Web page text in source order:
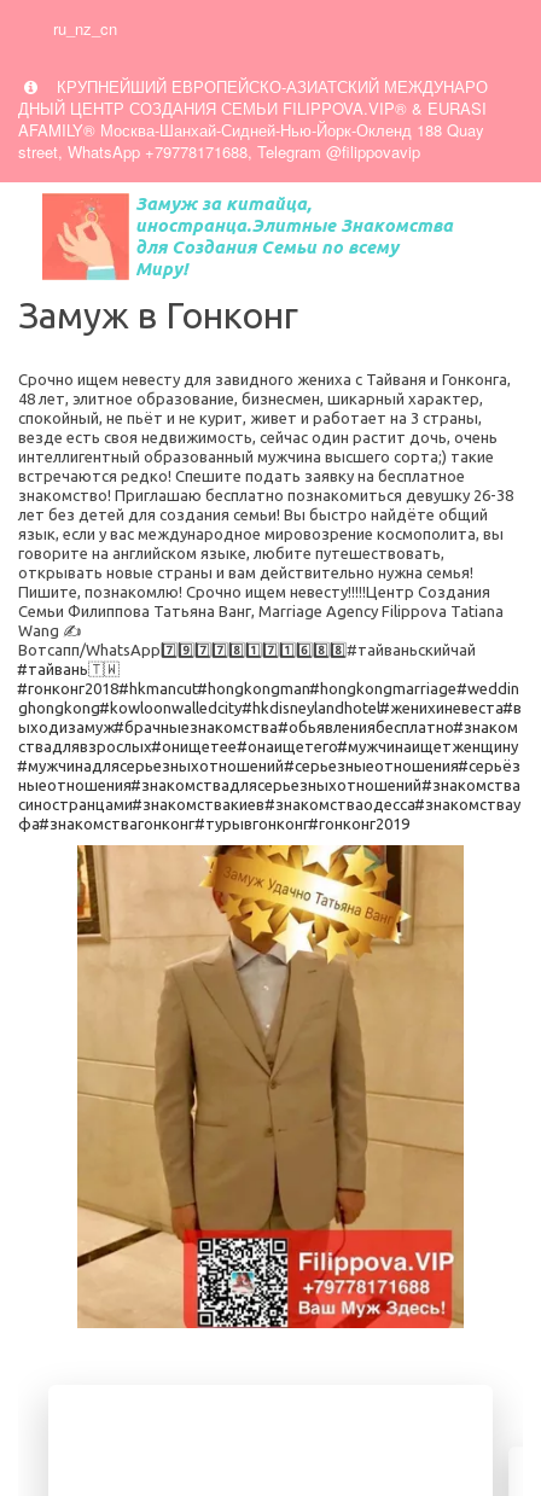
ru_nz_cn
КРУПНЕЙШИЙ ЕВРОПЕЙСКО-АЗИАТСКИЙ МЕЖДУНАРО
ДНЫЙ ЦЕНТР СОЗДАНИЯ СЕМЬИ FILIPPOVA.VIP® & EURASI
AFAMILY® Москва-Шанхай-Сидней-Нью-Йорк-Окленд 188 Quay
street, WhatsApp +79778171688, Telegram @filippovavip
Замуж за китайца,
иностранца.Элитные Знакомства
для Создания Семьи по всему
Миру!
Замуж в Гонконг
Срочно ищем невесту для завидного жениха с Тайваня и Гонконга,
48 лет, элитное образование, бизнесмен, шикарный характер,
спокойный, не пьёт и не курит, живет и работает на 3 страны,
везде есть своя недвижимость, сейчас один растит дочь, очень
интеллигентный образованный мужчина высшего сорта;) такие
встречаются редко! Спешите подать заявку на бесплатное
знакомство! Приглашаю бесплатно познакомиться девушку 26-38
лет без детей для создания семьи! Вы быстро найдёте общий
язык, если у вас международное мировозрение космополита, вы
говорите на английском языке, любите путешествовать,
открывать новые страны и вам действительно нужна семья!
Пишите, познакомлю! ️Срочно ищем невесту!!!!!️Центр Создания
Семьи Филиппова Татьяна Ванг, Marriage Agency Filippova Tatiana
Wang ✍️
#тайвань
🇹🇼
#гонконг2018#hkmancut#hongkongman#hongkongmarriage#weddin
ghongkong#kowloonwalledcity#hkdisneylandhotel#женихиневеста#в
ыходизамуж#брачныезнакомства#обьявлениябесплатно#знаком
ствадлявзрослых#онищетее#онаищетего#мужчинаищетженщину
#мужчинадлясерьезныхотношений#серьезныеотношения#серьёз
ныеотношения#знакомствадлясерьезныхотношений#знакомства
синостранцами#знакомствакиев#знакомстваодесса#знакомствау
фа#знакомствагонконг#турывгонконг#гонконг2019